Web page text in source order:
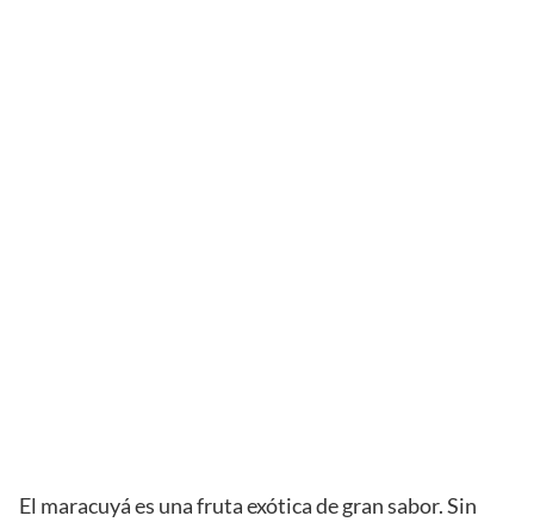
El maracuyá es una fruta exótica de gran sabor. Sin